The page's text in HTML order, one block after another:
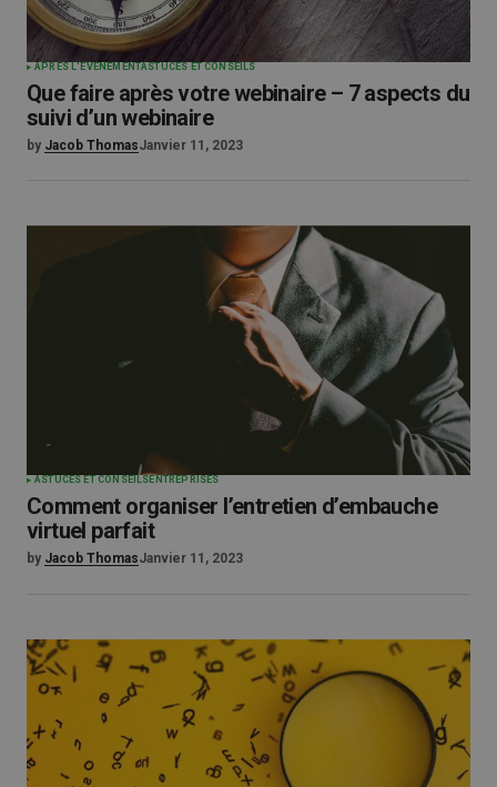
APRÈS L'ÉVÉNEMENTASTUCES ET CONSEILS
Que faire après votre webinaire – 7 aspects du
suivi d’un webinaire
by Jacob ThomasJanvier 11, 2023
ASTUCES ET CONSEILS ENTREPRISES
Comment organiser l’entretien d’embauche
virtuel parfait
by Jacob ThomasJanvier 11, 2023